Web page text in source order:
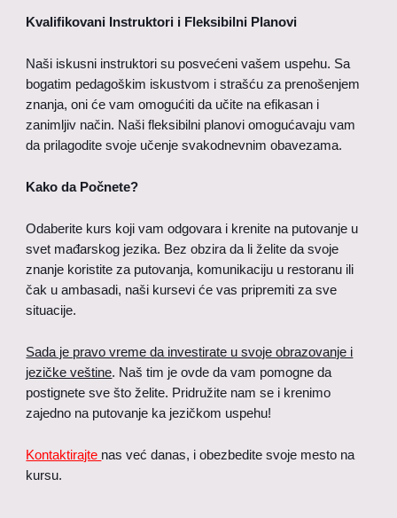
Kvalifikovani Instruktori i Fleksibilni Planovi
Naši iskusni instruktori su posvećeni vašem uspehu. Sa
bogatim pedagoškim iskustvom i strašću za prenošenjem
znanja, oni će vam omogućiti da učite na efikasan i
zanimljiv način. Naši fleksibilni planovi omogućavaju vam
da prilagodite svoje učenje svakodnevnim obavezama.
Kako da Počnete?
Odaberite kurs koji vam odgovara i krenite na putovanje u
svet mađarskog jezika. Bez obzira da li želite da svoje
znanje koristite za putovanja, komunikaciju u restoranu ili
čak u ambasadi, naši kursevi će vas pripremiti za sve
situacije.
Sada je pravo vreme da investirate u svoje obrazovanje i
jezičke veštine. Naš tim je ovde da vam pomogne da
postignete sve što želite. Pridružite nam se i krenimo
zajedno na putovanje ka jezičkom uspehu!
Kontaktirajte nas već danas, i obezbedite svoje mesto na
kursu.